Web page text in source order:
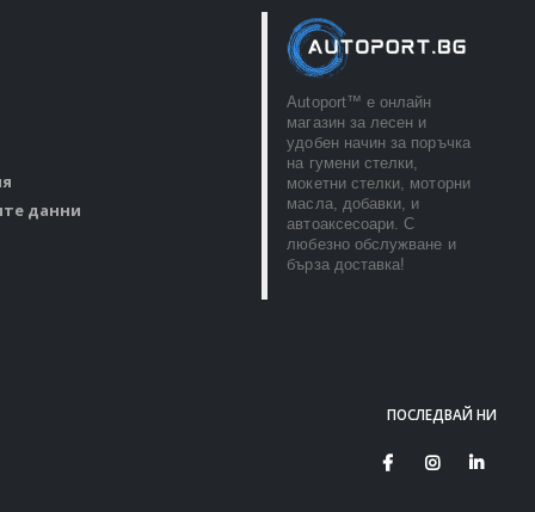
данни
Autoport™ e онлайн
магазин за лесен и
удобен начин за поръчка
на гумени стелки,
мокетни стелки, моторни
масла, добавки, и
автоаксесоари. С
любезно обслужване и
бърза доставка!
ПОСЛЕДВАЙ НИ